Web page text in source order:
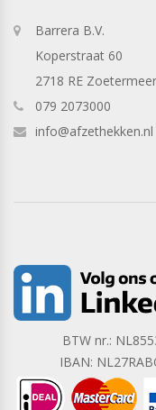
Barrera B.V.
Koperstraat 60
2718 RE Zoetermeer
079 2073000
info@afzethekken.nl
BTW nr.:
IBAN: